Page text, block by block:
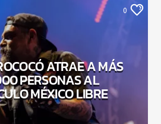
DE FIN DE SEMANA
3:00 AM
0
ATRAE A MÁS
PERSONAS AL
MÉXICO LIBRE